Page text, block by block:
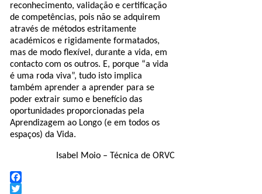
reconhecimento, validação e certificação
de competências, pois não se adquirem
através de métodos estritamente
académicos e rigidamente formatados,
mas de modo flexível, durante a vida, em
contacto com os outros. E, porque “a vida
é uma roda viva”, tudo isto implica
também aprender a aprender para se
poder extrair sumo e benefício das
oportunidades proporcionadas pela
Aprendizagem ao Longo (e em todos os
espaços) da Vida.
Isabel Moio – Técnica de ORVC
Facebook